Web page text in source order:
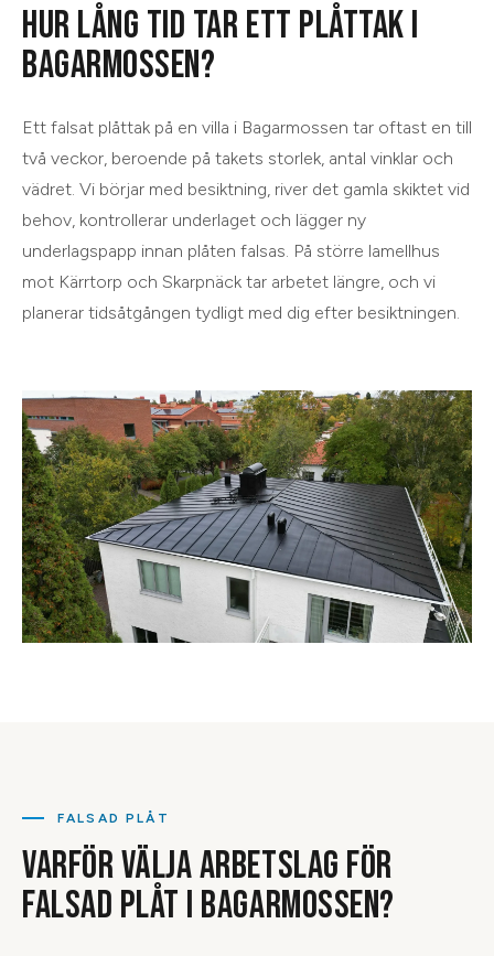
HUR LÅNG TID TAR ETT PLÅTTAK I
BAGARMOSSEN?
Ett falsat plåttak på en villa i Bagarmossen tar oftast en till
två veckor, beroende på takets storlek, antal vinklar och
vädret. Vi börjar med besiktning, river det gamla skiktet vid
behov, kontrollerar underlaget och lägger ny
underlagspapp innan plåten falsas. På större lamellhus
mot Kärrtorp och Skarpnäck tar arbetet längre, och vi
planerar tidsåtgången tydligt med dig efter besiktningen.
FALSAD PLÅT
VARFÖR VÄLJA ARBETSLAG FÖR
FALSAD PLÅT I BAGARMOSSEN?